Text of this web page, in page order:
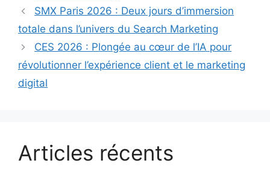
SMX Paris 2026 : Deux jours d’immersion
totale dans l’univers du Search Marketing
CES 2026 : Plongée au cœur de l’IA pour
révolutionner l’expérience client et le marketing
digital
Articles récents